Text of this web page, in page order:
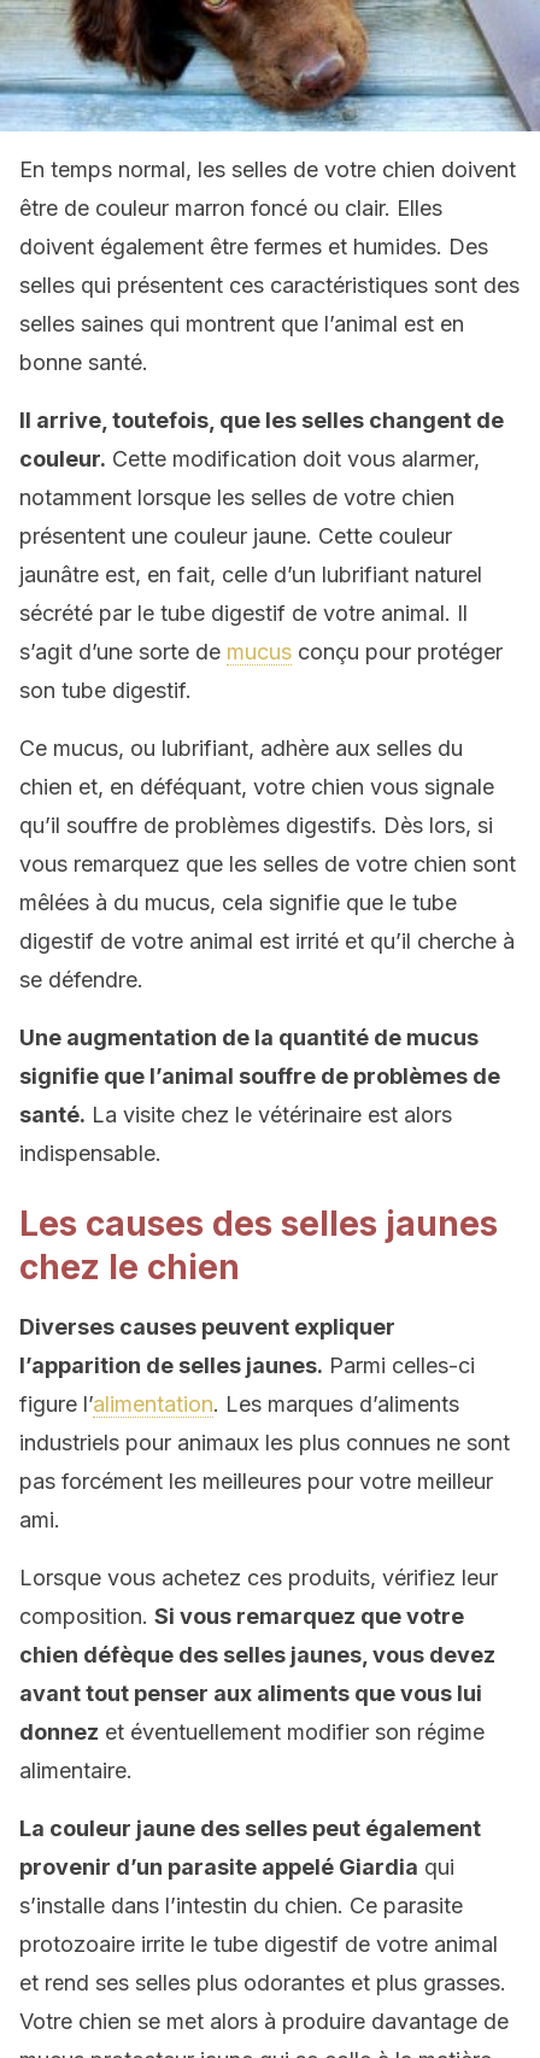
En temps normal, les selles de votre chien doivent
être de couleur marron foncé ou clair. Elles
doivent également être fermes et humides. Des
selles qui présentent ces caractéristiques sont des
selles saines qui montrent que l’animal est en
bonne santé.
Il arrive, toutefois, que les selles changent de
couleur. Cette modification doit vous alarmer,
notamment lorsque les selles de votre chien
présentent une couleur jaune. Cette couleur
jaunâtre est, en fait, celle d’un lubrifiant naturel
sécrété par le tube digestif de votre animal. Il
s’agit d’une sorte de mucus conçu pour protéger
son tube digestif.
Ce mucus, ou lubrifiant, adhère aux selles du
chien et, en déféquant, votre chien vous signale
qu’il souffre de problèmes digestifs. Dès lors, si
vous remarquez que les selles de votre chien sont
mêlées à du mucus, cela signifie que le tube
digestif de votre animal est irrité et qu’il cherche à
se défendre.
Une augmentation de la quantité de mucus
signifie que l’animal souffre de problèmes de
santé. La visite chez le vétérinaire est alors
indispensable.
Les causes des selles jaunes
chez le chien
Diverses causes peuvent expliquer
l’apparition de selles jaunes. Parmi celles-ci
figure l’alimentation. Les marques d’aliments
industriels pour animaux les plus connues ne sont
pas forcément les meilleures pour votre meilleur
ami.
Lorsque vous achetez ces produits, vérifiez leur
composition. Si vous remarquez que votre
chien défèque des selles jaunes, vous devez
avant tout penser aux aliments que vous lui
donnez et éventuellement modifier son régime
alimentaire.
La couleur jaune des selles peut également
provenir d’un parasite appelé Giardia qui
s’installe dans l’intestin du chien. Ce parasite
protozoaire irrite le tube digestif de votre animal
et rend ses selles plus odorantes et plus grasses.
Votre chien se met alors à produire davantage de